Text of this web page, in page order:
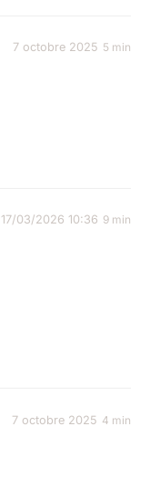
7 octobre 2025 5 min
17/03/2026 10:36 9 min
7 octobre 2025 4 min